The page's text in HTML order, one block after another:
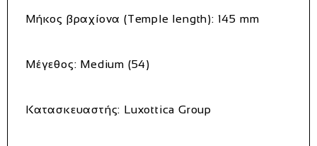
Μήκος βραχίονα (Temple length): 145 mm
Μέγεθος: Medium (54)
Κατασκευαστής: Luxottica Group